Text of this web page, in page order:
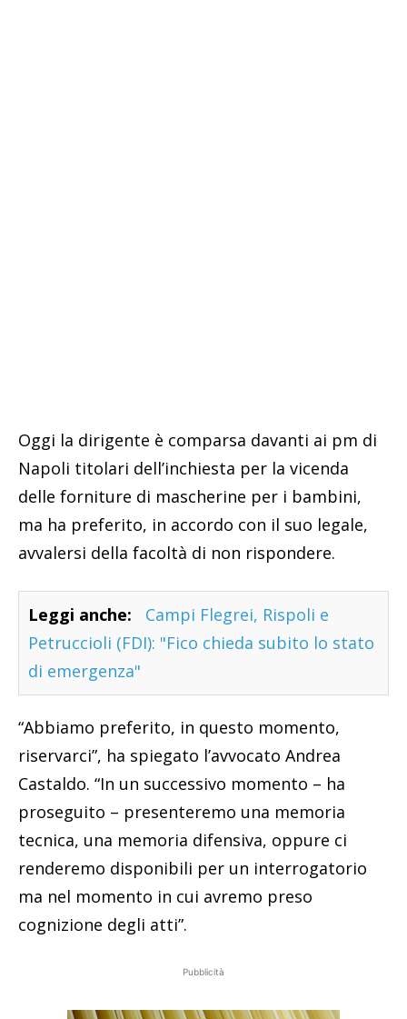
Oggi la dirigente è comparsa davanti ai pm di
Napoli titolari dell’inchiesta per la vicenda
delle forniture di mascherine per i bambini,
ma ha preferito, in accordo con il suo legale,
avvalersi della facoltà di non rispondere.
Leggi anche:
Campi Flegrei, Rispoli e
Petruccioli (FDI): "Fico chieda subito lo stato
di emergenza"
“Abbiamo preferito, in questo momento,
riservarci”, ha spiegato l’avvocato Andrea
Castaldo. “In un successivo momento – ha
proseguito – presenteremo una memoria
tecnica, una memoria difensiva, oppure ci
renderemo disponibili per un interrogatorio
ma nel momento in cui avremo preso
cognizione degli atti”.
Pubblicità